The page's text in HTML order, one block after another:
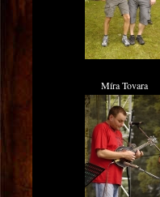
Míra Tovara